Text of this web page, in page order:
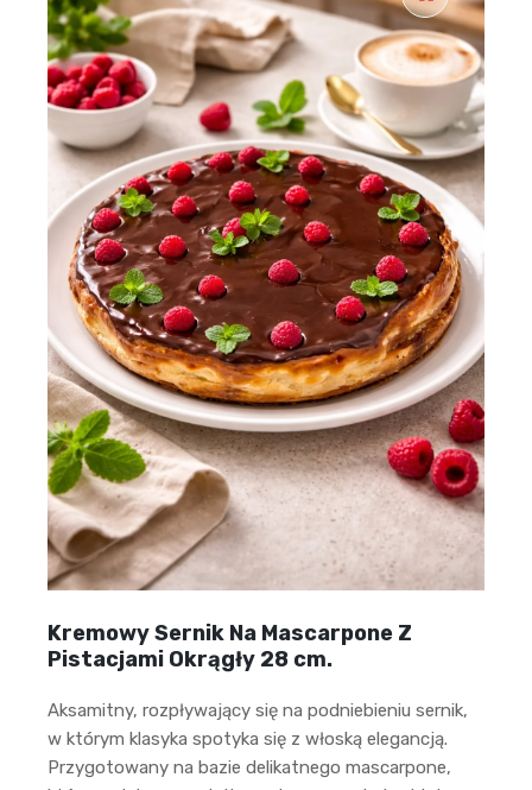
🔍
Kremowy Sernik Na Mascarpone Z
Pistacjami Okrągły 28 cm.
Aksamitny, rozpływający się na podniebieniu sernik,
w którym klasyka spotyka się z włoską elegancją.
Przygotowany na bazie delikatnego mascarpone,